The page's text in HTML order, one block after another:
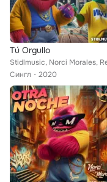
Tú Orgullo
Сингл
2020